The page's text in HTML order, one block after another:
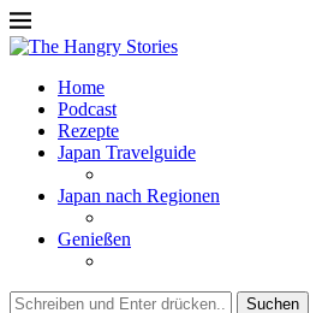
Home
Podcast
Rezepte
Japan Travelguide
Japan nach Regionen
Genießen
Suchen